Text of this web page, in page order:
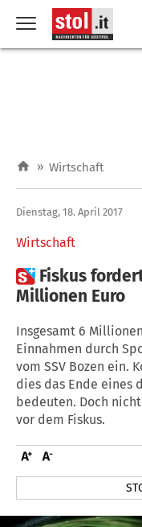
» Wirtschaft
Wirtschaft
Dienstag, 18. April 2017
 Fiskus
Millionen Euro
Insgesamt 6
Einnahmen durch
vom SSV Bozen ein.
dies das Ende eines
bedeuten. Doch
vor dem Fiskus.